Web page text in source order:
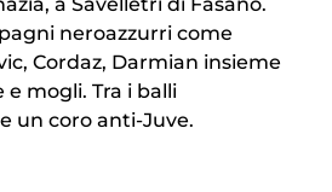
neroazzurri come
Cordaz, Darmian insieme
mogli. Tra i balli
un coro anti-Juve.